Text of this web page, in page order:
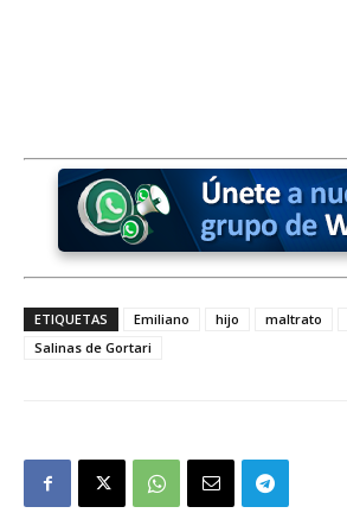
ETIQUETAS Emiliano hijo maltrato
Salinas de Gortari